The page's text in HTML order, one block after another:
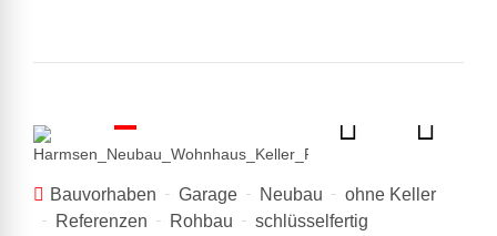
Bauvorhaben Garage Neubau
ohne Keller
Referenzen
Rohbau
schlüsselfertig